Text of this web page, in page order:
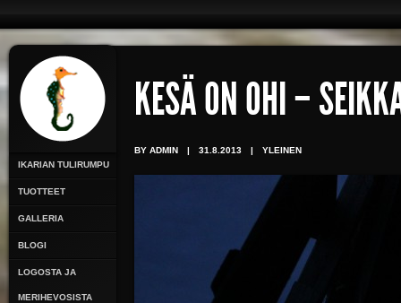
IKARIAN TULIRUMPU
TUOTTEET
GALLERIA
BLOGI
LOGOSTA JA
MERIHEVOSISTA
KESÄ ON OHI –
BY ADMIN | 31.8.2013 | YLEINEN